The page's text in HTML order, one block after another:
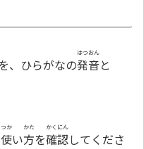
、ひらがなの発音
はつおん
と
使
つか
い方
かた
を確認
かくにん
してくださ